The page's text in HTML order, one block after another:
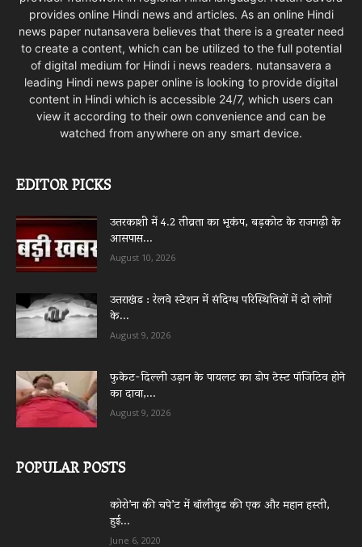
provides online Hindi news and articles. As an online Hindi
news paper nutansavera believes that there is a greater need
to create a content, which can be utilized to the full potential
of digital medium for Hindi i news readers. nutansavera a
leading Hindi news paper online is looking to provide digital
content in Hindi which is accessible 24/7, which users can
view it according to their own convenience and can be
watched from anywhere on any smart device.
EDITOR PICKS
उत्तरकाशी में 4.2 तीव्रता का भूकंप, बड़कोट के राजगढ़ी के
आसपास...
August 10, 2026
उत्तराखंड : रेलवे स्टेशन में संदिग्ध परिस्थितियों में दो लोगों
के...
August 9, 2026
फुकेट-दिल्ली उड़ान के पायलट का डोप टेस्ट पॉजिटिव होने
का दावा,...
August 9, 2026
POPULAR POSTS
कोरो’ना की चपे’ट में बॉलीवुड की एक और महान हस्ती,
हुई...
June 6, 2020